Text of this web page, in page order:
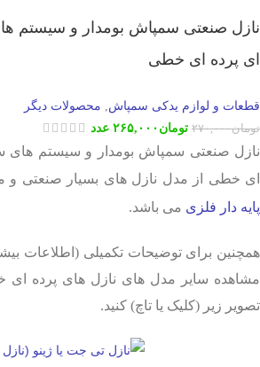
نازل صنعتی سمپاش بومدار و سیستم
ای پرده ای خطی
قطعات و لوازم یدکی سمپاش محصولات دیگر
تومان۲۷۰,۰۰۰ تومان ۲۶۵,۰۰۰ عدد
نازل صنعتی سمپاش بومدار و سیستم های
ای خطی از مدل نازل های بسیار صنعتی و
پایه دار فلزی می باشد.
همچنین برای توضیحات تکمیلی (اطلاعات
مشاهده سایر مدل های نازل های پرده ای
تصویر زیر (کلیک یا تاچ) کنید.